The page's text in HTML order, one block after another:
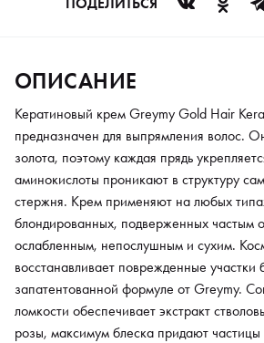
розы, максимум блеска придают частицы
виден уже через 12 часов: уменьшается
приобретают эластичность и упругость, а
становится легким. Каждый локон
выравнивается его оттенок.
крема предупреждает сечение кончиков,
уникальный баланс влаги и
эффектом до 6 месяцев.
ОПИСАНИЕ
Кератиновый крем Greymy Gold Hair
предназначен для выпрямления волос.
золота, поэтому каждая прядь
аминокислоты проникают в структуру
стержня. Крем применяют на любых
блондированных, подверженных частым
ослабленным, непослушным и сухим.
восстанавливает поврежденные участки
запатентованной формуле от Greymy.
ломкости обеспечивает экстракт
розы, максимум блеска придают